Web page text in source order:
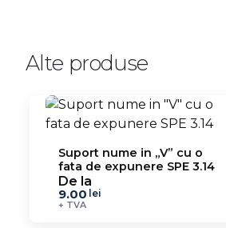
Alte produse
Suport nume in „V” cu o
fata de expunere SPE 3.14
De la
9.00 lei
+ TVA